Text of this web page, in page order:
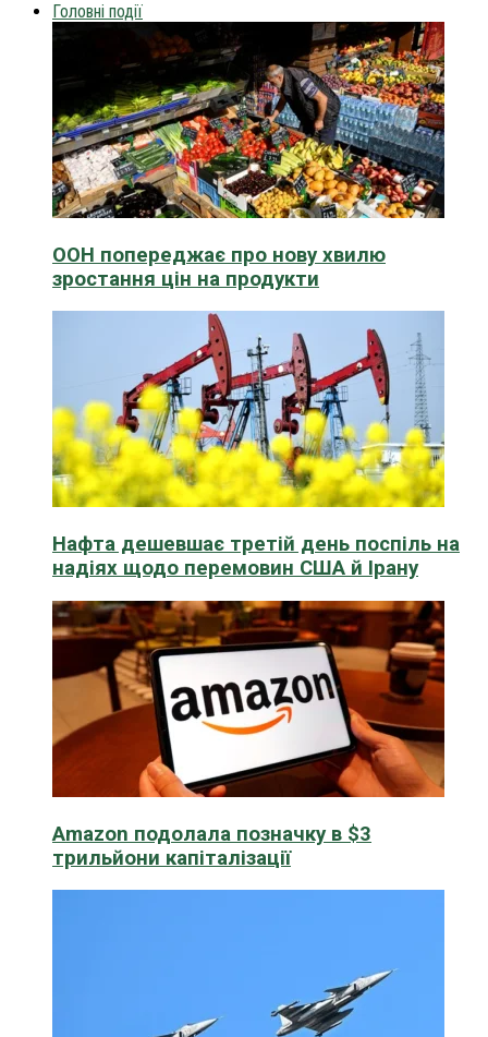
Головні події
ООН попереджає про нову хвилю
зростання цін на продукти
Нафта дешевшає третій день поспіль на
надіях щодо перемовин США й Ірану
Amazon подолала позначку в $3
трильйони капіталізації